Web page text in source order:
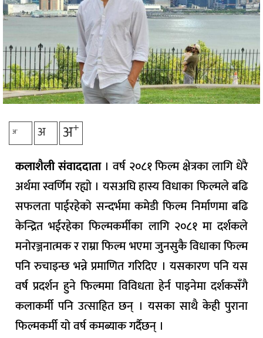
अ- अ अ+
कलाशैली संवाददाता। वर्ष २०८१ फिल्म क्षेत्रका लागि धेरै
अर्थमा स्वर्णिम रह्यो । यसअघि हास्य विधाका फिल्मले बढि
सफलता पाईरहेको सन्दर्भमा कमेडी फिल्म निर्माणमा बढि
केन्द्रित भईरहेका फिल्मकर्मीका लागि २०८१ मा दर्शकले
मनोरञ्जनात्मक र राम्रा फिल्म भएमा जुनसुकै विधाका फिल्म
पनि रुचाइन्छ भन्ने प्रमाणित गरिदिए । यसकारण पनि यस
वर्ष प्रदर्शन हुने फिल्ममा विविधता हेर्न पाइनेमा दर्शकसँगै
कलाकर्मी पनि उत्साहित छन् । यसका साथै केही पुराना
फिल्मकर्मी यो वर्ष कमब्याक गर्दैछन् ।